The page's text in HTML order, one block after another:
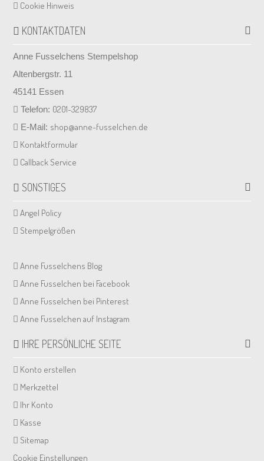
Cookie Hinweis
KONTAKTDATEN
Anne Fusselchens Stempelshop
Altenbergstr. 11
45141 Essen
Telefon: 0201-329837
E-Mail: shop@anne-fusselchen.de
Kontaktformular
Callback Service
SONSTIGES
Angel Policy
Stempelgrößen
Anne Fusselchens Blog
Anne Fusselchen bei Facebook
Anne Fusselchen bei Pinterest
Anne Fusselchen auf Instagram
IHRE PERSÖNLICHE SEITE
Konto erstellen
Merkzettel
Ihr Konto
Kasse
Sitemap
Cookie Einstellungen